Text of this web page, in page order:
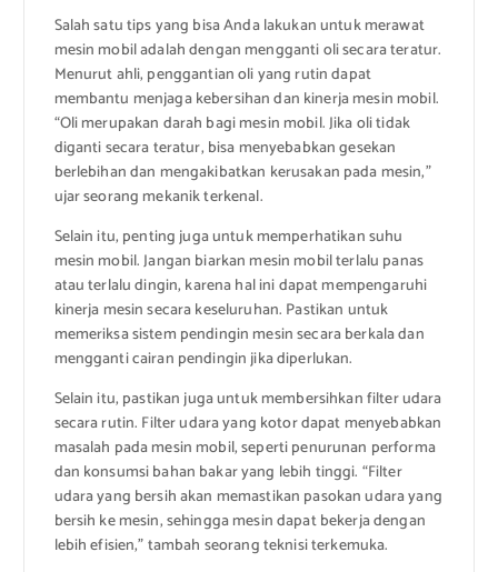
Salah satu tips yang bisa Anda lakukan untuk merawat
mesin mobil adalah dengan mengganti oli secara teratur.
Menurut ahli, penggantian oli yang rutin dapat
membantu menjaga kebersihan dan kinerja mesin mobil.
“Oli merupakan darah bagi mesin mobil. Jika oli tidak
diganti secara teratur, bisa menyebabkan gesekan
berlebihan dan mengakibatkan kerusakan pada mesin,”
ujar seorang mekanik terkenal.
Selain itu, penting juga untuk memperhatikan suhu
mesin mobil. Jangan biarkan mesin mobil terlalu panas
atau terlalu dingin, karena hal ini dapat mempengaruhi
kinerja mesin secara keseluruhan. Pastikan untuk
memeriksa sistem pendingin mesin secara berkala dan
mengganti cairan pendingin jika diperlukan.
Selain itu, pastikan juga untuk membersihkan filter udara
secara rutin. Filter udara yang kotor dapat menyebabkan
masalah pada mesin mobil, seperti penurunan performa
dan konsumsi bahan bakar yang lebih tinggi. “Filter
udara yang bersih akan memastikan pasokan udara yang
bersih ke mesin, sehingga mesin dapat bekerja dengan
lebih efisien,” tambah seorang teknisi terkemuka.